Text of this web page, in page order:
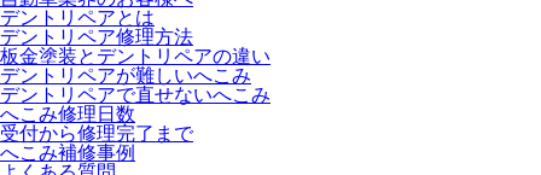
デントリペアとは
デントリペア修理方法
板金塗装とデントリペアの違い
デントリペアが難しいへこみ
デントリペアで直せないへこみ
へこみ修理日数
受付から修理完了まで
へこみ補修事例